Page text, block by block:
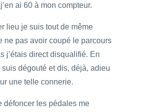
ai 60 à mon compteur.
lieu je suis tout de même
ne pas avoir coupé le parcours
j’étais direct disqualifié. En
dégouté et dis, déjà, adieu
une telle connerie.
défoncer les pédales me